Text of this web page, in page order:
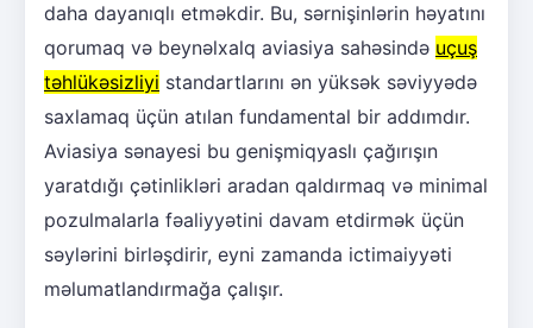
daha dayanıqlı etməkdir. Bu, sərnişinlərin həyatını
qorumaq və beynəlxalq aviasiya sahəsində uçuş
təhlükəsizliyi standartlarını ən yüksək səviyyədə
saxlamaq üçün atılan fundamental bir addımdır.
Aviasiya sənayesi bu genişmiqyaslı çağırışın
yaratdığı çətinlikləri aradan qaldırmaq və minimal
pozulmalarla fəaliyyətini davam etdirmək üçün
səylərini birləşdirir, eyni zamanda ictimaiyyəti
məlumatlandırmağa çalışır.